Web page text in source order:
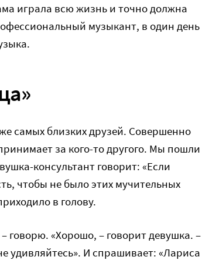
играла всю жизнь и точно должна
музыкант, в один день
самых близких друзей. Совершенно
за кого-то другого. Мы пошли
консультант говорит: «Если
чтобы не было этих мучительных
в голову.
говорю. «Хорошо, – говорит девушка. –
удивляйтесь». И спрашивает: «Лариса